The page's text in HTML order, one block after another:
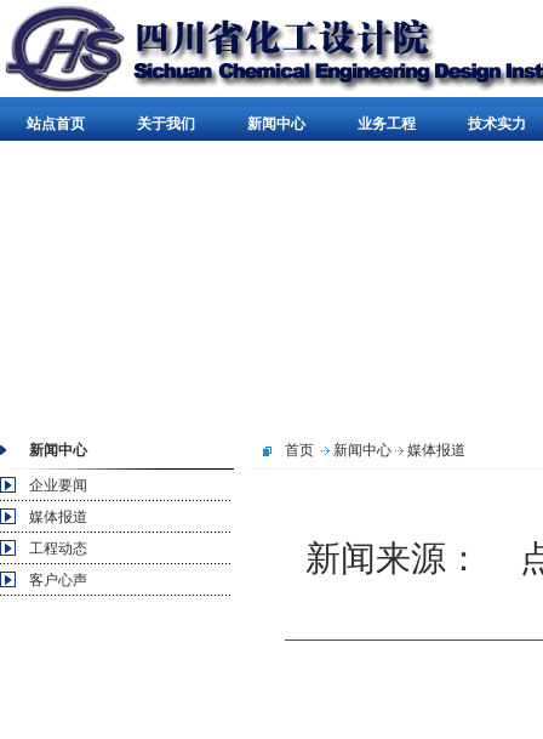
站点首页 关于我们 新闻中心 业务工程 技术实力
新闻中心
企业要闻
媒体报道
工程动态
客户心声
首页 新闻中心 媒体报道
新闻来源：